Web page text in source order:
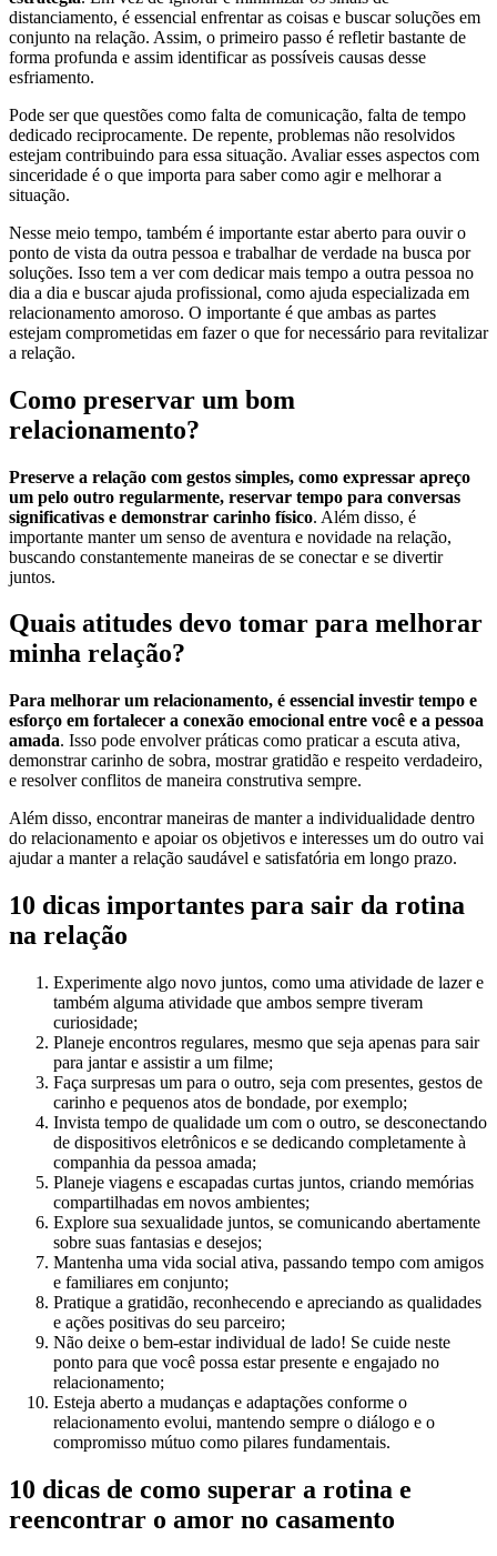
distanciamento, é essencial enfrentar as coisas e buscar soluções em
conjunto na relação. Assim, o primeiro passo é refletir bastante de
forma profunda e assim identificar as possíveis causas desse
esfriamento.
Pode ser que questões como falta de comunicação, falta de tempo
dedicado reciprocamente. De repente, problemas não resolvidos
estejam contribuindo para essa situação. Avaliar esses aspectos com
sinceridade é o que importa para saber como agir e melhorar a
situação.
Nesse meio tempo, também é importante estar aberto para ouvir o
ponto de vista da outra pessoa e trabalhar de verdade na busca por
soluções. Isso tem a ver com dedicar mais tempo a outra pessoa no
dia a dia e buscar ajuda profissional, como ajuda especializada em
relacionamento amoroso. O importante é que ambas as partes
estejam comprometidas em fazer o que for necessário para revitalizar
a relação.
Como preservar um bom
relacionamento?
Preserve a relação com gestos simples, como expressar apreço
um pelo outro regularmente, reservar tempo para conversas
significativas e demonstrar carinho físico. Além disso, é
importante manter um senso de aventura e novidade na relação,
buscando constantemente maneiras de se conectar e se divertir
juntos.
Quais atitudes devo tomar para melhorar
minha relação?
Para melhorar um relacionamento, é essencial investir tempo e
esforço em fortalecer a conexão emocional entre você e a pessoa
amada. Isso pode envolver práticas como praticar a escuta ativa,
demonstrar carinho de sobra, mostrar gratidão e respeito verdadeiro,
e resolver conflitos de maneira construtiva sempre.
Além disso, encontrar maneiras de manter a individualidade dentro
do relacionamento e apoiar os objetivos e interesses um do outro vai
ajudar a manter a relação saudável e satisfatória em longo prazo.
10 dicas importantes para sair da rotina
na relação
Experimente algo novo juntos, como uma atividade de lazer e
também alguma atividade que ambos sempre tiveram
curiosidade;
Planeje encontros regulares, mesmo que seja apenas para sair
para jantar e assistir a um filme;
Faça surpresas um para o outro, seja com presentes, gestos de
carinho e pequenos atos de bondade, por exemplo;
Invista tempo de qualidade um com o outro, se desconectando
de dispositivos eletrônicos e se dedicando completamente à
companhia da pessoa amada;
Planeje viagens e escapadas curtas juntos, criando memórias
compartilhadas em novos ambientes;
Explore sua sexualidade juntos, se comunicando abertamente
sobre suas fantasias e desejos;
Mantenha uma vida social ativa, passando tempo com amigos
e familiares em conjunto;
Pratique a gratidão, reconhecendo e apreciando as qualidades
e ações positivas do seu parceiro;
Não deixe o bem-estar individual de lado! Se cuide neste
ponto para que você possa estar presente e engajado no
relacionamento;
Esteja aberto a mudanças e adaptações conforme o
relacionamento evolui, mantendo sempre o diálogo e o
compromisso mútuo como pilares fundamentais.
10 dicas de como superar a rotina e
reencontrar o amor no casamento